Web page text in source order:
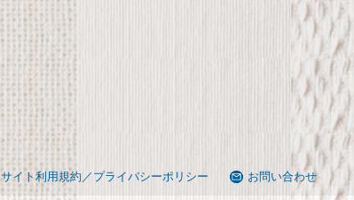
65090050BR
サイト利用規約／プライバシーポリシー お問い合わせ